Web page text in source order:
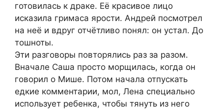
готовилась к драке. Её красивое лицо
исказила гримаса ярости. Андрей посмотрел
на неё и вдруг отчётливо понял: он устал. До
тошноты.
Эти разговоры повторялись раз за разом.
Вначале Саша просто морщилась, когда он
говорил о Мише. Потом начала отпускать
едкие комментарии, мол, Лена специально
использует ребенка, чтобы тянуть из него